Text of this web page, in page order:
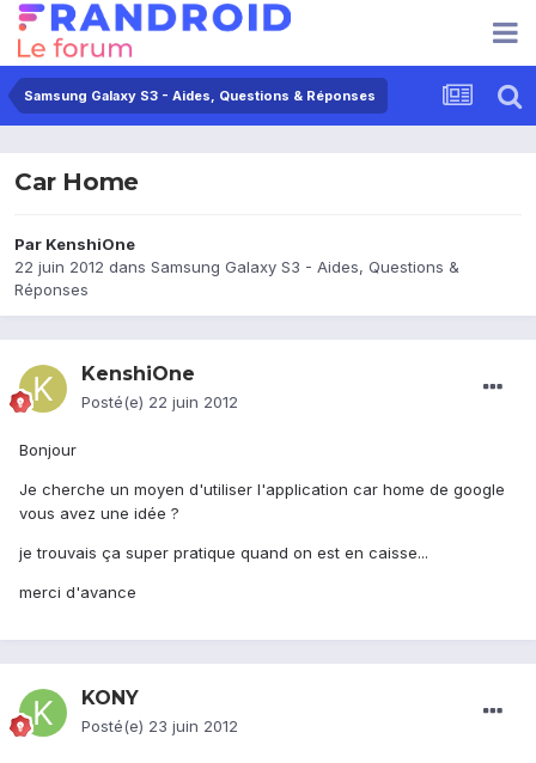
Samsung Galaxy S3 - Aides, Questions & Réponses
Car Home
Par KenshiOne
22 juin 2012 dans Samsung Galaxy S3 - Aides, Questions &
Réponses
KenshiOne
Posté(e) 22 juin 2012
Bonjour
Je cherche un moyen d'utiliser l'application car home de google
vous avez une idée ?
je trouvais ça super pratique quand on est en caisse...
merci d'avance
KONY
Posté(e) 23 juin 2012